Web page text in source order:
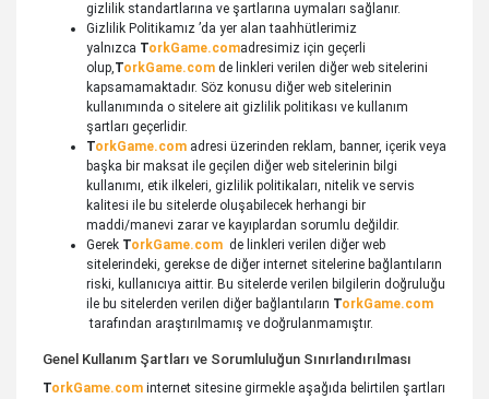
gizlilik standartlarına ve şartlarına uymaları sağlanır.
Gizlilik Politikamız ’da yer alan taahhütlerimiz
yalnızca TorkGame.comadresimiz için geçerli
olup,TorkGame.com de linkleri verilen diğer web sitelerini
kapsamamaktadır. Söz konusu diğer web sitelerinin
kullanımında o sitelere ait gizlilik politikası ve kullanım
şartları geçerlidir.
TorkGame.com adresi üzerinden reklam, banner, içerik veya
başka bir maksat ile geçilen diğer web sitelerinin bilgi
kullanımı, etik ilkeleri, gizlilik politikaları, nitelik ve servis
kalitesi ile bu sitelerde oluşabilecek herhangi bir
maddi/manevi zarar ve kayıplardan sorumlu değildir.
Gerek TorkGame.com de linkleri verilen diğer web
sitelerindeki, gerekse de diğer internet sitelerine bağlantıların
riski, kullanıcıya aittir. Bu sitelerde verilen bilgilerin doğruluğu
ile bu sitelerden verilen diğer bağlantıların TorkGame.com
tarafından araştırılmamış ve doğrulanmamıştır.
Genel Kullanım Şartları ve Sorumluluğun Sınırlandırılması
TorkGame.com internet sitesine girmekle aşağıda belirtilen şartları